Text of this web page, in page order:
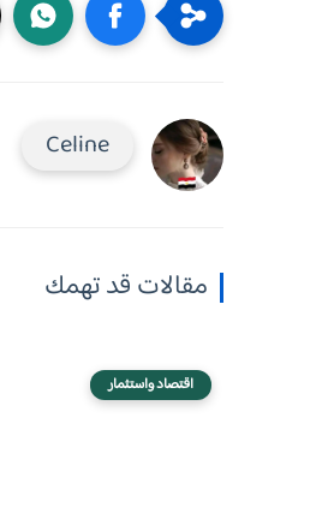
Celine
مقالات قد تهمك
اقتصاد واستثمار